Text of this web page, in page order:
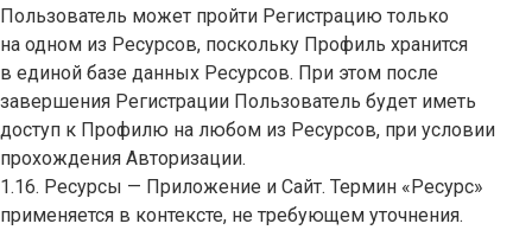
Пользователь может пройти Регистрацию только
на одном из Ресурсов, поскольку Профиль хранится
в единой базе данных Ресурсов. При этом после
завершения Регистрации Пользователь будет иметь
доступ к Профилю на любом из Ресурсов, при условии
прохождения Авторизации.
1.16. Ресурсы — Приложение и Сайт. Термин «Ресурс»
применяется в контексте, не требующем уточнения.